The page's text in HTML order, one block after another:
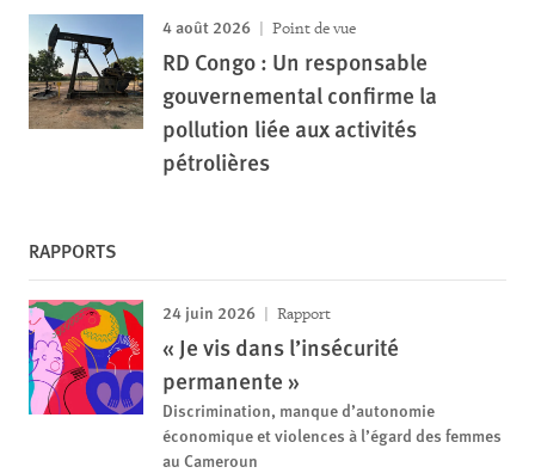
4 août 2026 Point de vue
RD Congo : Un responsable
gouvernemental confirme la
pollution liée aux activités
pétrolières
RAPPORTS
24 juin 2026 Rapport
« Je vis dans l’insécurité
permanente »
Discrimination, manque d’autonomie
économique et violences à l’égard des femmes
au Cameroun